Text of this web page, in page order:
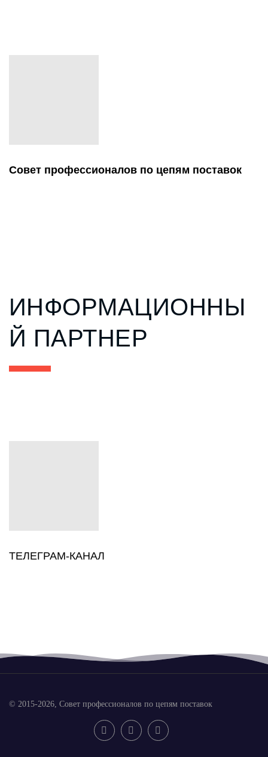
Совет профессионалов по цепям поставок
ИНФОРМАЦИОННЫ
Й ПАРТНЕР
ТЕЛЕГРАМ-КАНАЛ
© 2015-2026, Совет профессионалов по цепям поставок